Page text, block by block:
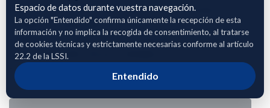
Datos de Sarral de los años 2022 a 2025 referentes a:
- Cultivos y variedades de uva.
- Sistemas de conducción y características de las parcelas.
- Datos de producción por campaña y por socio.
- Históricos de rendimientos y calidades.
-Estados fenológicos
Espacio de datos durante vuestra navegación.
La opción "Entendido" confirma únicamente la recepción de esta
información y no implica la recogida de consentimiento, al tratarse
de cookies técnicas y estrictamente necesarias conforme al artículo
22.2 de la LSSI.
Entendido